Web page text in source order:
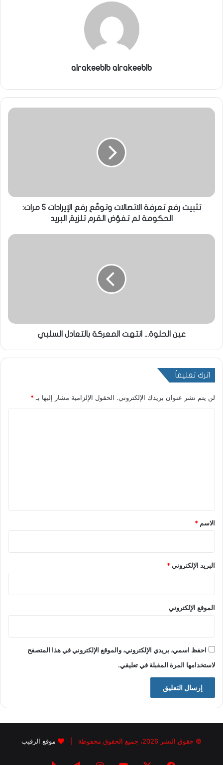
alrakeeblb alrakeeblb
تثبيت رفع تعرفة الاتصالات وتوقّع رفع الإيرادات 5 مرات:
الحكومة لم تفوّض القرم تلزيمَ البريد
عين الحلوة... انتهت المعركة بالتعادل السلبي
اترك تعليقاً
لن يتم نشر عنوان بريدك الإلكتروني. الحقول الإلزامية مشار إليها بـ*
*
الاسم *
البريد الإلكتروني*
الموقع الإلكتروني
احفظ اسمي، بريدي الإلكتروني، والموقع الإلكتروني في هذا المتصفح
لاستخدامها المرة المقبلة في تعليقي.
© حقوق النشر 2026، جميع الحقوق محفوظة | موقع الرقيب